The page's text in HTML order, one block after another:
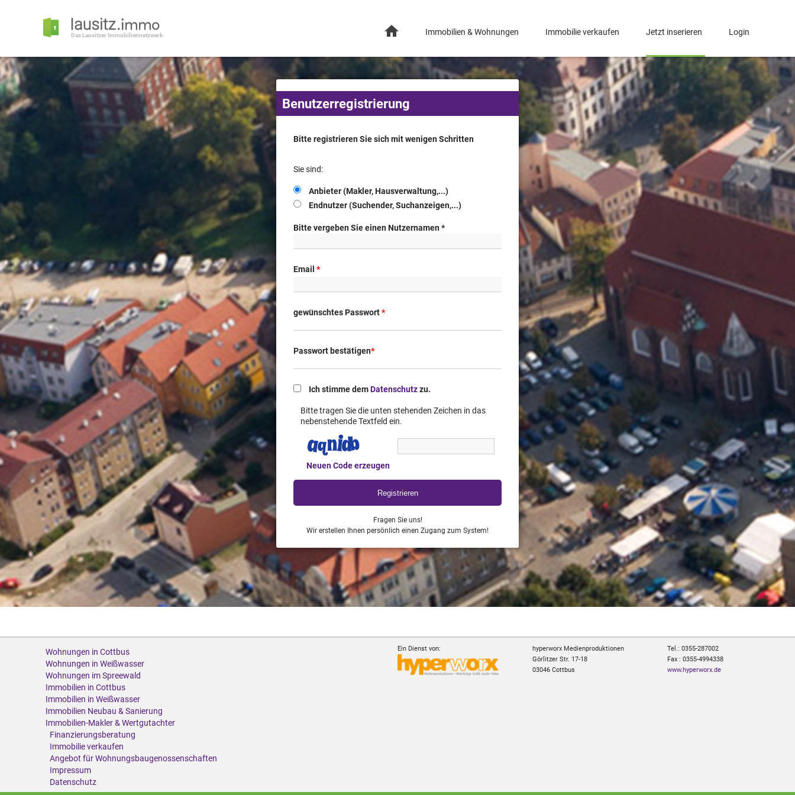
Das Lausitzer Immobiliennetzwerk Immobilien & Wohnungen Immobilie verkaufen Jetzt inserieren Login
Benutzerregistrierung
Bitte registrieren Sie sich mit wenigen Schritten
Sie sind:
Anbieter (Makler, Hausverwaltung,...)
Endnutzer (Suchender, Suchanzeigen,...)
Bitte vergeben Sie einen Nutzernamen *
Email *
gewünschtes Passwort*
Passwort bestätigen*
Ich stimme demDatenschutzzu.
Bitte tragen Sie die unten stehenden Zeichen in das
nebenstehende Textfeld ein.
Neuen Code erzeugen
Fragen Sie uns!
Wir erstellen Ihnen persönlich einen Zugang zum System!
Wohnungen in Cottbus
Wohnungen in Weißwasser
Wohnungen im Spreewald
Immobilien in Cottbus
Immobilien in Weißwasser
Immobilien Neubau & Sanierung
Immobilien-Makler & Wertgutachter
Finanzierungsberatung
Immobilie verkaufen
Angebot für Wohnungsbaugenossenschaften
Impressum
Datenschutz
Ein Dienst von:
hyperworx Medienproduktionen
Görlitzer Str. 17-18
03046 Cottbus
Tel.: 0355-287002
Fax : 0355-4994338
www.hyperworx.de